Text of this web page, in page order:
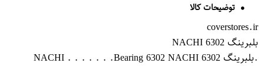
توضیحات کالا
coverstores.ir
بلبرینگ 6302 NACHI
.بلبرینگ 6302 NACHI . . . . . . .Bearing 6302 NACHI